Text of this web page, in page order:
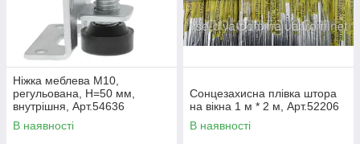
Ніжка меблева М10,
регульована, H=50 мм,
внутрішня, Арт.54636
В наявності
Сонцезахисна плівка штора
на вікна 1 м * 2 м, Арт.52206
В наявності